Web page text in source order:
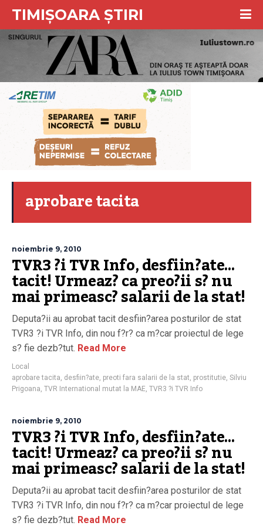
TIMIȘOARA ȘTIRI
aprobare tacita
noiembrie 9, 2010
TVR3 ?i TVR Info, desfiin?ate…
tacit! Urmeaz? ca preo?ii s? nu
mai primeasc? salarii de la stat!
Deputa?ii au aprobat tacit desfiin?area posturilor de stat
TVR3 ?i TVR Info, din nou f?r? ca m?car proiectul de lege
s? fie dezb?tut. Read More
Local
aprobare tacita, desfiin?ate, preoti fara salarii de la stat, prostitutie, Silviu
Prigoana, TVR International mutat la MAE, TVR3 ?i TVR Info
noiembrie 9, 2010
TVR3 ?i TVR Info, desfiin?ate…
tacit! Urmeaz? ca preo?ii s? nu
mai primeasc? salarii de la stat!
Deputa?ii au aprobat tacit desfiin?area posturilor de stat
TVR3 ?i TVR Info, din nou f?r? ca m?car proiectul de lege
s? fie dezb?tut. Read More